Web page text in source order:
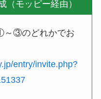
（モッピー経由）
～③のどれかでお
entry/invite.php?